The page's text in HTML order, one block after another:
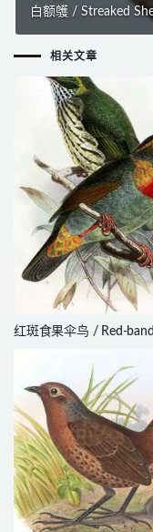
白额鹱 / Streaked
相关文章
红斑食果伞鸟 / Red-